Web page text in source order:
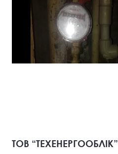
ТОВ “ТЕХЕНЕРГООБЛІК”